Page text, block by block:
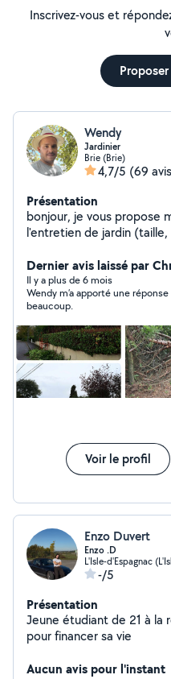
Inscrivez-vous et
Wendy
Jardinier
Brie (Brie)
4,7/5 (69
Présentation
bonjour, je vous propose mes services pour : -
l'entretien de jardin
demoussage de toiture -petit bricolage -petite peinture
n'hésitez pas à me
Dernier avis laissé par
Il y a plus de 6 mois
Wendy m’a apporté une
beaucoup.
Voir le profil
Enzo Duvert
Enzo .D
L'Isle-d'Espagnac
-/5
Présentation
Jeune étudiant de 21 à la
pour financer sa vie
Aucun avis pour l'instant